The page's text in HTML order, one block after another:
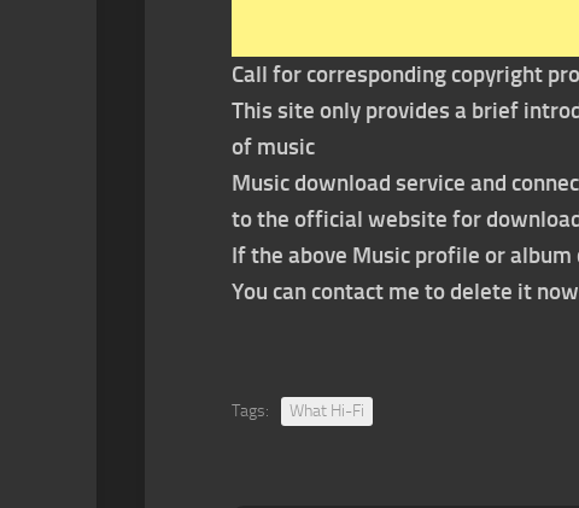
Call for corresponding copyright
This site only provides a brief
of music
Music download service and
to the official website for
If the above Music profile or
You can contact me to delete it now
Tags: What Hi-Fi